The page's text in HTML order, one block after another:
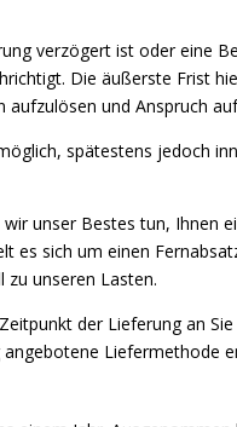
verzögert ist oder eine
Die äußerste Frist
und Anspruch
spätestens jedoch
unser Bestes tun, Ihnen
sich um einen
zu unseren Lasten.
der Lieferung an
Liefermethode